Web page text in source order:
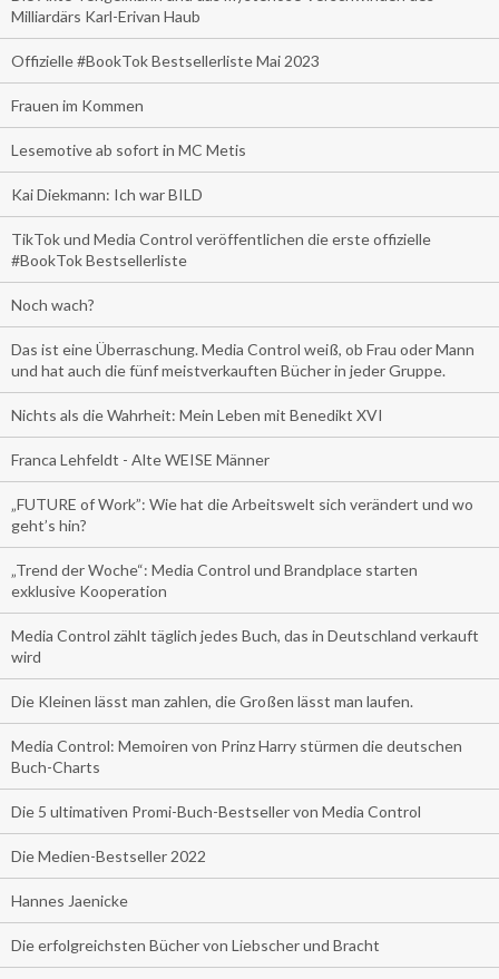
Milliardärs Karl-Erivan Haub
Offizielle #BookTok Bestsellerliste Mai 2023
Frauen im Kommen
Lesemotive ab sofort in MC Metis
Kai Diekmann: Ich war BILD
TikTok und Media Control veröffentlichen die erste offizielle
#BookTok Bestsellerliste
Noch wach?
Das ist eine Überraschung. Media Control weiß, ob Frau oder Mann
und hat auch die fünf meistverkauften Bücher in jeder Gruppe.
Nichts als die Wahrheit: Mein Leben mit Benedikt XVI
Franca Lehfeldt - Alte WEISE Männer
„FUTURE of Work”: Wie hat die Arbeitswelt sich verändert und wo
geht’s hin?
„Trend der Woche“: Media Control und Brandplace starten
exklusive Kooperation
Media Control zählt täglich jedes Buch, das in Deutschland verkauft
wird
Die Kleinen lässt man zahlen, die Großen lässt man laufen.
Media Control: Memoiren von Prinz Harry stürmen die deutschen
Buch-Charts
Die 5 ultimativen Promi-Buch-Bestseller von Media Control
Die Medien-Bestseller 2022
Hannes Jaenicke
Die erfolgreichsten Bücher von Liebscher und Bracht